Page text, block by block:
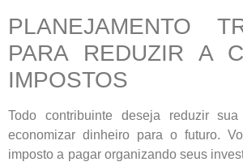
PLANEJAMENTO
PARA REDUZIR A
IMPOSTOS
Todo contribuinte deseja reduzir
economizar dinheiro para o futuro.
imposto a pagar organizando seus